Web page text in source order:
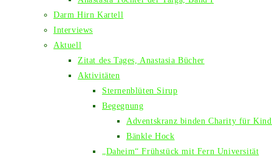
Darm Hirn Kartell
Interviews
Aktuell
Zitat des Tages, Anastasia Bücher
Aktivitäten
Sternenblüten Sirup
Begegnung
Adventskranz binden Charity für
Bänkle Hock
„Daheim“ Frühstück mit Fern Universität